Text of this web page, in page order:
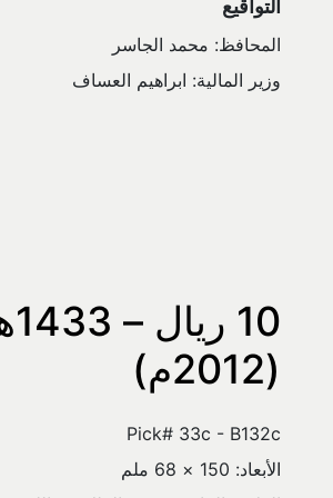
التواقيع
المحافظ: محمد الجاسر
وزير المالية: ابراهيم العساف
(2012م)
Pick# 33c - B132c
الأبعاد: 150 × 68 ملم